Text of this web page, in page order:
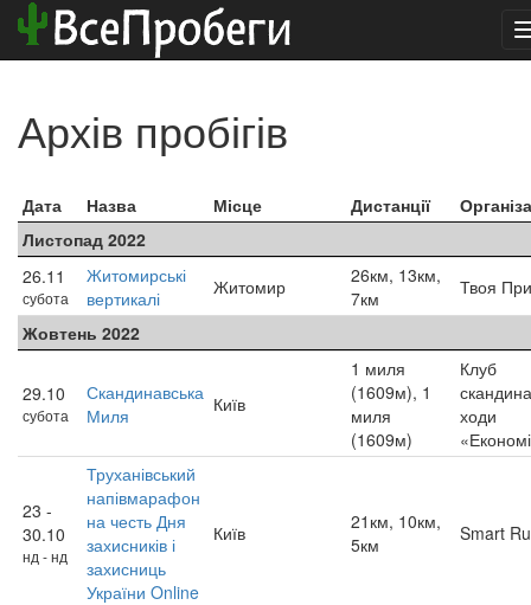
Архів пробігів
Дата Назва Місце Дистанції
Листопад 2022
26.11
субота
Житомирські
вертикалі
Житомир
26км, 13км,
7км
Твоя
Жовтень 2022
29.10
субота
Скандинавська
Миля
Київ
1 миля
(1609м), 1
миля
(1609м)
Клуб
ходи
23 -
30.10
нд - нд
Труханівський
напівмарафон
на честь Дня
захисників і
захисниць
України Online
Київ
21км, 10км,
5км
Smart